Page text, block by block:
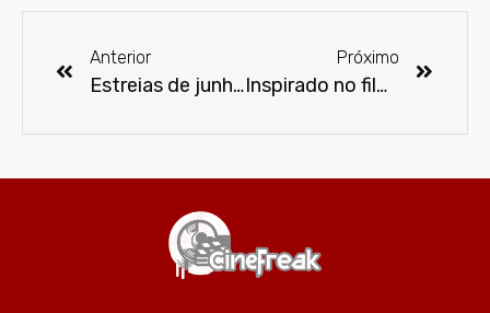
Anterior
Estreias de junho no Prime Video
Próximo
Inspirado no filme “Superman”, PerifaCon lança cartaz oficial de 2025